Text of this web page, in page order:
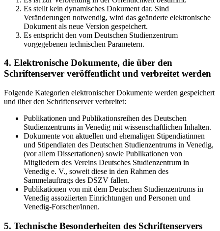
Es stellt kein dynamisches Dokument dar. Sind
Veränderungen notwendig, wird das geänderte elektronische
Dokument als neue Version gespeichert.
Es entspricht den vom Deutschen Studienzentrum
vorgegebenen technischen Parametern.
4. Elektronische Dokumente, die über den
Schriftenserver veröffentlicht und verbreitet werden
Folgende Kategorien elektronischer Dokumente werden gespeichert
und über den Schriftenserver verbreitet:
Publikationen und Publikationsreihen des Deutschen
Studienzentrums in Venedig mit wissenschaftlichen Inhalten.
Dokumente von aktuellen und ehemaligen Stipendiatinnen
und Stipendiaten des Deutschen Studienzentrums in Venedig,
(vor allem Dissertationen) sowie Publikationen von
Mitgliedern des Vereins Deutsches Studienzentrum in
Venedig e. V., soweit diese in den Rahmen des
Sammelauftrags des DSZV fallen.
Publikationen von mit dem Deutschen Studienzentrums in
Venedig assoziierten Einrichtungen und Personen und
Venedig-Forscher/innen.
5. Technische Besonderheiten des Schriftenservers